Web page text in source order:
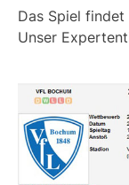
Das Spiel findet
Unser